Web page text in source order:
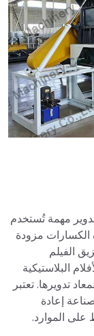
تدوير مهمة تُستخدم
الكسارات مزودة
الفيلم
البلاستيكية
تدويرها. تعتبر
إعادة
على الموارد.